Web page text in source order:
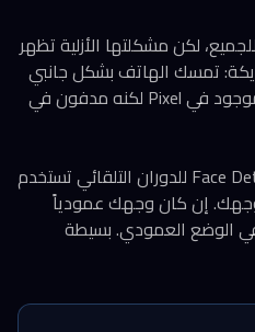
لكن مشكلتها الأزلية تظهر
تمسك الهاتف بشكل جانبي
فتدور الشاشة رغماً عنك. الحل موجود في Pixel لكنه مدفون في
ميزة التعرف على الوجه Face Detection للدوران التلقائي تستخدم
وجهك. إن كان وجهك عمودياً
الوضع العمودي. بسيطة